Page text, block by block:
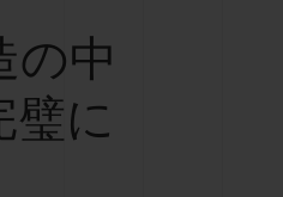
の中
璧に